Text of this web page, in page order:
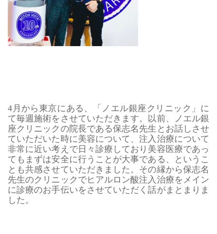
4月から東京にある、「ノエル銀座クリニック」に
て毎週施術をさせていただきます。以前、ノエル銀
座クリニックの院長である保志名先生とお話しさせ
ていただいた時に美容について、注入治療について
非常に近い考えで日々診療しており美容医療であっ
てもまずは安全に行うことが大事である、というこ
とも共感させていただきました。その縁から保志名
先生のクリニックでヒアルロン酸注入治療をメイン
に診療のお手伝いをさせていただく話がまとまりま
した。